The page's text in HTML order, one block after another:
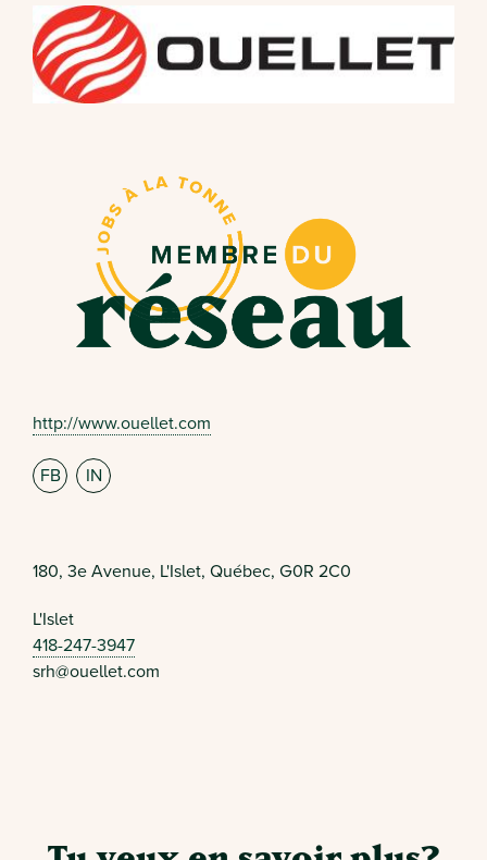
http://www.ouellet.com
FB IN
180, 3e Avenue, L'Islet, Québec, G0R 2C0
L'Islet
418-247-3947
srh@ouellet.com